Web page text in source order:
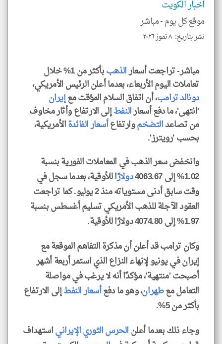
اخبار الكويت
موقع كل يوم -مباشر
نشر بتاريخ: ٨ تموز ٢٠٢٦
مباشر- تراجعت أسعارالذهب
بأكثر من 1% خلال
تعاملات اليوم الأربعاء، بعدما أعلن الرئيس الأمريكي،
دونالد ترامب، أن اتفاق السلام المؤقت معإيران
'انتهى'، ما دفع أسعارالنفطإلى الارتفاع وأثار مخاوف
من تصاعدالتضخموارتفاعأسعار الفائدةالأمريكية،
بحسب 'رويترز'.
وانخفض سعر الذهب في المعاملات الفورية بنسبة
1.02% إلى 4063.67
دولارًا للأوقية، بعدما سجل في
وقت سابق أدنى مستوياته منذ 2 يوليو. كما تراجعت
العقود الآجلة للذهب الأمريكي تسليم أغسطس بنسبة
1.97% إلى 4074.80 دولارًا للأوقية.
وكان ترامب قد أعلن أن مذكرة التفاهم الموقعة مع
إيران في يونيو لإنهاء النزاع الذي استمر أربعة أشهر
أصبحت 'منتهية'، مؤكدًا أنه لا يرغب في مواصلة
التعامل معطهران، وهو ما دفعأسعار النفطإلى الارتفاع
بأكثر من 5%.
وجاء ذلك بعدما أعلنالحرس الثوري الإيرانياستهداف
klyoum.com